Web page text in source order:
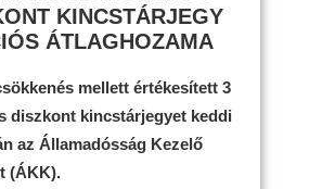
KINCSTÁRJEGY
ÁTLAGHOZAMA
mellett értékesített 3
diszkont kincstárjegyet keddi
az Államadósság Kezelő
(ÁKK).